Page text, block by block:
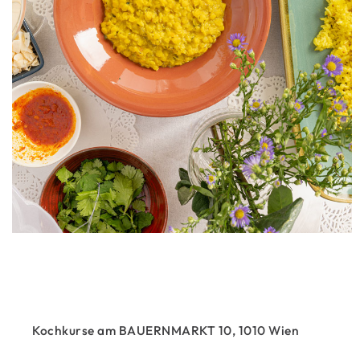
Kochkurse am BAUERNMARKT 10, 1010 Wien